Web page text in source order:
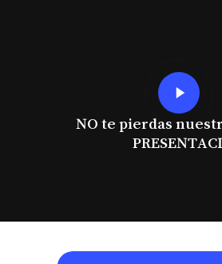
Play
Video
NO te pierdas